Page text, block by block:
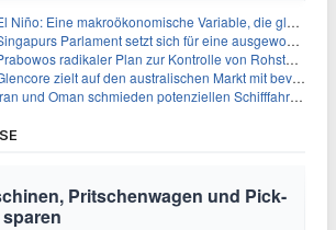
Niño: Eine makroökonomische Variable, die globale Wirtschaftslandschaften umgestaltet
Parlament setzt sich für eine ausgewogene wirtschaftliche Zukunft ein
radikaler Plan zur Kontrolle von Rohstoffexporten steht vor konkurrierenden Visionen
zielt auf den australischen Markt mit bevorstehendem Sekundärlisting
und Oman schmieden potenziellen Schifffahrtsvertrag im Hormuskanal
Pritschenwagen und Pick-